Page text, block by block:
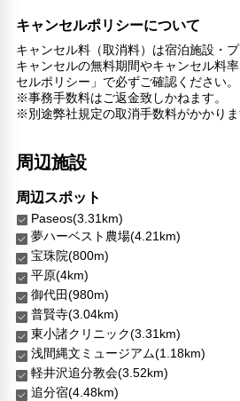
キャンセルポリシーについて
キャンセル料（取消料）は宿泊施設・
キャンセルの無料期間やキャンセル料
セルポリシー」で必ずご確認ください。
※事務手数料はご返金致しかねます。
※別途弊社規定の取消手数料がかかりま
周辺施設
周辺スポット
Paseos(3.31km)
夢ハーベスト農場(4.21km)
宝珠院(800m)
平原(4km)
御代田(980m)
普賢寺(3.04km)
東小諸クリニック(3.31km)
浅間縄文ミュージアム(1.18km)
軽井沢追分教会(3.52km)
追分宿(4.48km)